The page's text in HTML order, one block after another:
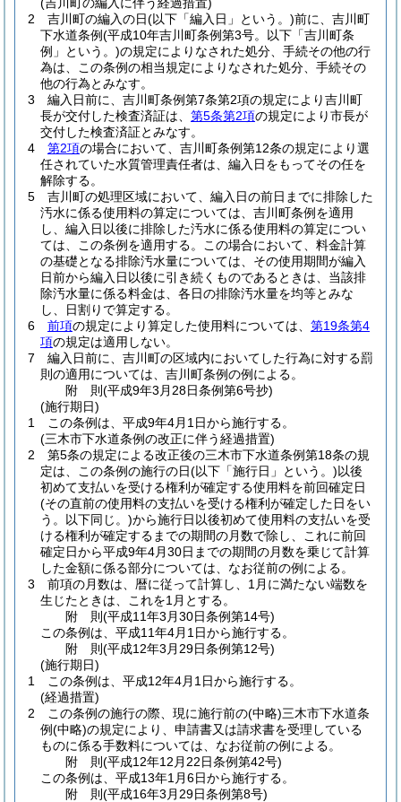
2
吉川町の編入の日(以下「編入日」という。)前に、吉川町
下水道条例(平成10年吉川町条例第3号。以下「吉川町条
例」という。)の規定によりなされた処分、手続その他の行
為は、この条例の相当規定によりなされた処分、手続その
他の行為とみなす。
3
編入日前に、吉川町条例第7条第2項の規定により吉川町
長が交付した検査済証は、 第5条第2項の規定により市長が
交付した検査済証とみなす。
4
第2項の場合において、吉川町条例第12条の規定により選
任されていた水質管理責任者は、編入日をもってその任を
解除する。
5
吉川町の処理区域において、編入日の前日までに排除した
汚水に係る使用料の算定については、吉川町条例を適用
し、編入日以後に排除した汚水に係る使用料の算定につい
ては、この条例を適用する。
この場合において、料金計算
の基礎となる排除汚水量については、その使用期間が編入
日前から編入日以後に引き続くものであるときは、当該排
除汚水量に係る料金は、各日の排除汚水量を均等とみな
し、日割りで算定する。
6
前項の規定により算定した使用料については、 第19条第4
項の規定は適用しない。
7
編入日前に、吉川町の区域内においてした行為に対する罰
則の適用については、吉川町条例の例による。
附 則(平成9年3月28日条例第6号抄)
(施行期日)
1
この条例は、平成9年4月1日から施行する。
(三木市下水道条例の改正に伴う経過措置)
2
第5条の規定による改正後の三木市下水道条例第18条の規
定は、この条例の施行の日(以下「施行日」という。)以後
初めて支払いを受ける権利が確定する使用料を前回確定日
(その直前の使用料の支払いを受ける権利が確定した日をい
う。以下同じ。)から施行日以後初めて使用料の支払いを受
ける権利が確定するまでの期間の月数で除し、これに前回
確定日から平成9年4月30日までの期間の月数を乗じて計算
した金額に係る部分については、なお従前の例による。
3
前項の月数は、暦に従って計算し、1月に満たない端数を
生じたときは、これを1月とする。
附 則(平成11年3月30日条例第14号)
この条例は、平成11年4月1日から施行する。
附 則(平成12年3月29日条例第12号)
(施行期日)
1
この条例は、平成12年4月1日から施行する。
(経過措置)
2
この条例の施行の際、現に施行前の(中略)三木市下水道条
例(中略)の規定により、申請書又は請求書を受理している
ものに係る手数料については、なお従前の例による。
附 則(平成12年12月22日条例第42号)
この条例は、平成13年1月6日から施行する。
附 則(平成16年3月29日条例第8号)